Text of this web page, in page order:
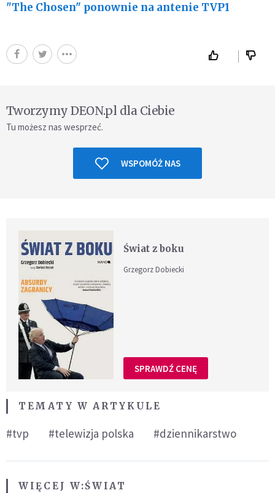
"The Chosen" ponownie na antenie TVP1
Tworzymy DEON.pl dla Ciebie
Tu możesz nas wesprzeć.
WSPOMÓŻ NAS
Świat z boku
Grzegorz Dobiecki
SPRAWDŹ CENĘ
TEMATY W ARTYKULE
#tvp #telewizja polska #dziennikarstwo
WIĘCEJ W:ŚWIAT